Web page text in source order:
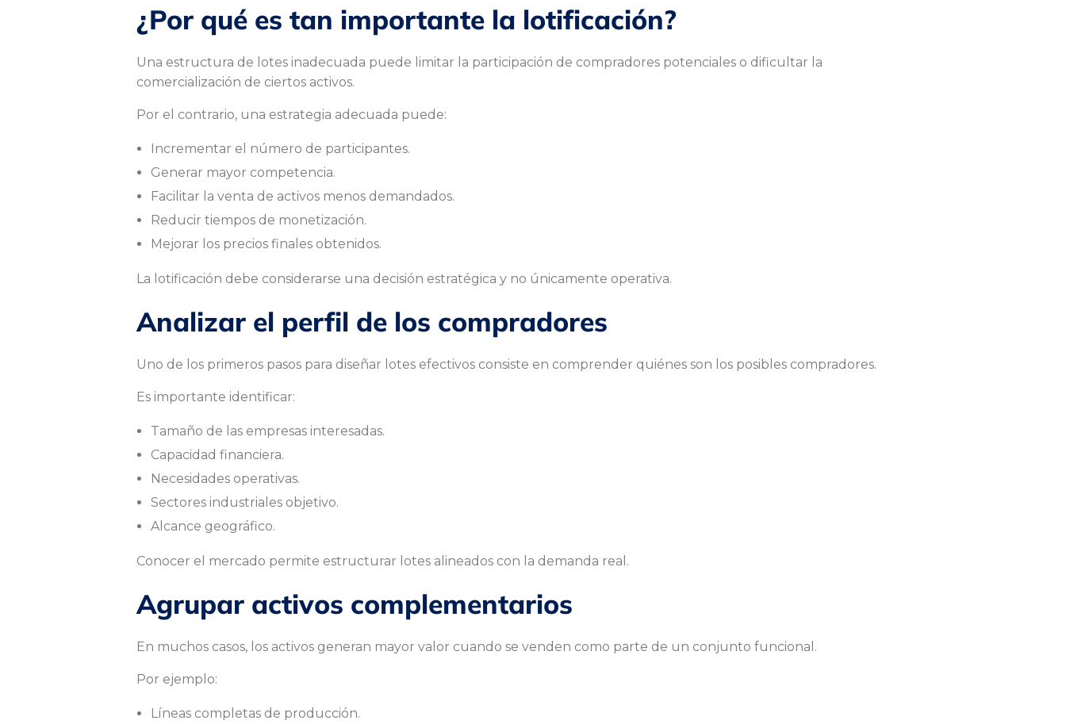
c
i
ó
n
d
e
l
o
t
e
s
p
a
¿Por qué es tan importante la lotificación?
Una estructura de lotes inadecuada puede limitar la participación de compradores potenciales o dificultar la
comercialización de ciertos activos.
Por el contrario, una estrategia adecuada puede:
Incrementar el número de participantes.
Generar mayor competencia.
Facilitar la venta de activos menos demandados.
Reducir tiempos de monetización.
Mejorar los precios finales obtenidos.
La lotificación debe considerarse una decisión estratégica y no únicamente operativa.
Analizar el perfil de los compradores
Uno de los primeros pasos para diseñar lotes efectivos consiste en comprender quiénes son los posibles compradores.
Es importante identificar:
Tamaño de las empresas interesadas.
Capacidad financiera.
Necesidades operativas.
Sectores industriales objetivo.
Alcance geográfico.
Conocer el mercado permite estructurar lotes alineados con la demanda real.
Agrupar activos complementarios
En muchos casos, los activos generan mayor valor cuando se venden como parte de un conjunto funcional.
Por ejemplo:
Líneas completas de producción.